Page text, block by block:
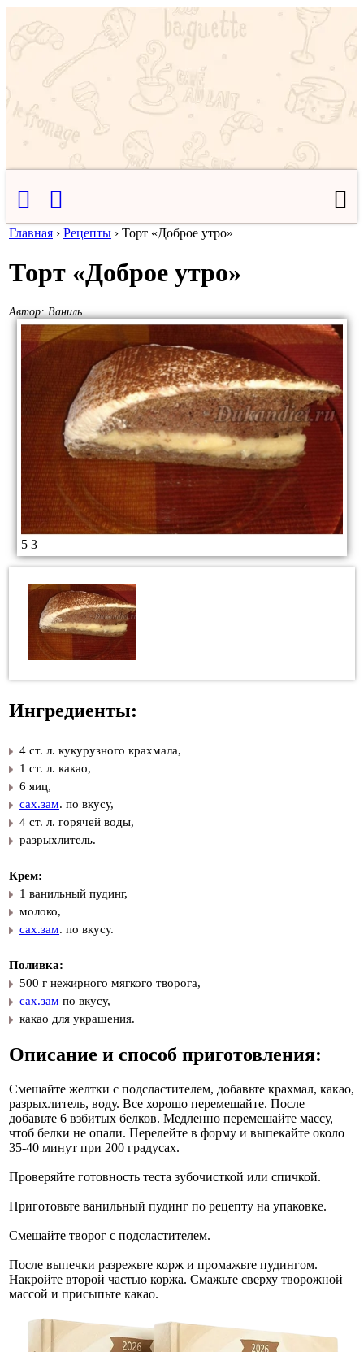
Главная › Рецепты › Торт «Доброе утро»
Торт «Доброе утро»
Автор: Ваниль
5 3
Ингредиенты:
4 ст. л. кукурузного крахмала,
1 ст. л. какао,
6 яиц,
сах.зам. по вкусу,
4 ст. л. горячей воды,
разрыхлитель.
Крем:
1 ванильный пудинг,
молоко,
сах.зам. по вкусу.
Поливка:
500 г нежирного мягкого творога,
сах.зам по вкусу,
какао для украшения.
Описание и способ приготовления:
Смешайте желтки с подсластителем, добавьте крахмал, какао,
разрыхлитель, воду. Все хорошо перемешайте. После
добавьте 6 взбитых белков. Медленно перемешайте массу,
чтоб белки не опали. Перелейте в форму и выпекайте около
35-40 минут при 200 градусах.
Проверяйте готовность теста зубочисткой или спичкой.
Приготовьте ванильный пудинг по рецепту на упаковке.
Смешайте творог с подсластителем.
После выпечки разрежьте корж и промажьте пудингом.
Накройте второй частью коржа. Смажьте сверху творожной
массой и присыпьте какао.